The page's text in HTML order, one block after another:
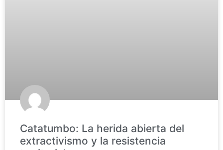
Catatumbo: La herida abierta del
extractivismo y la resistencia